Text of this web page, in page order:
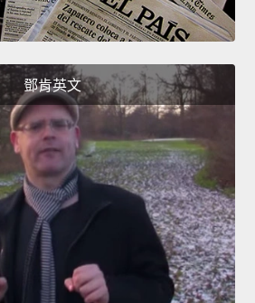
鄧肯英文